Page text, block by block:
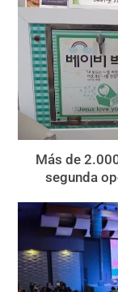
Más de
segunda